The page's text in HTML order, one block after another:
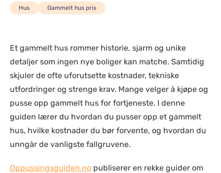
Hus Gammelt hus pris
Et gammelt hus rommer historie, sjarm og unike
detaljer som ingen nye boliger kan matche. Samtidig
skjuler de ofte uforutsette kostnader, tekniske
utfordringer og strenge krav. Mange velger å kjøpe og
pusse opp gammelt hus for fortjeneste. I denne
guiden lærer du hvordan du pusser opp et gammelt
hus, hvilke kostnader du bør forvente, og hvordan du
unngår de vanligste fallgruvene.
Oppussingsguiden.no publiserer en rekke guider om